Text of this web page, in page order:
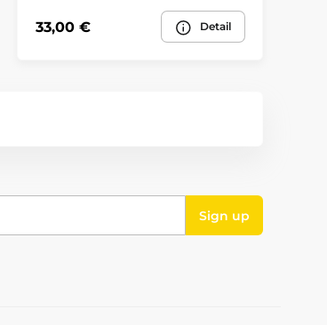
33,00 € Detail
Sign up